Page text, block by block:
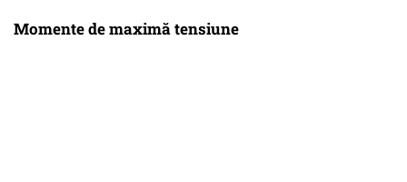
Momente de maximă tensiune